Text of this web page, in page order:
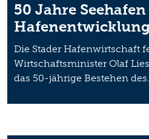
50 Jahre Seehafen
Die Stader Hafenwirtschaft
Wirtschaftsminister Olaf
das 50-jährige Bestehen